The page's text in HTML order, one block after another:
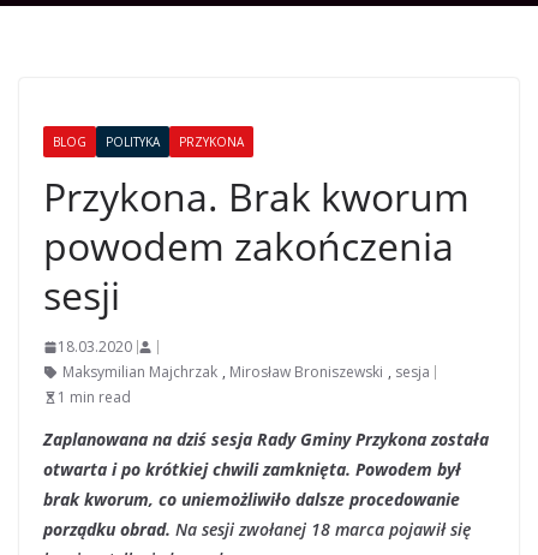
BLOG POLITYKA PRZYKONA
Przykona. Brak kworum
powodem zakończenia
sesji
18.03.2020
Maksymilian Majchrzak , Mirosław Broniszewski , sesja
1 min read
Zaplanowana na dziś sesja Rady Gminy Przykona została
otwarta i po krótkiej chwili zamknięta. Powodem był
brak kworum, co uniemożliwiło dalsze procedowanie
porządku obrad. Na sesji zwołanej 18 marca pojawił się